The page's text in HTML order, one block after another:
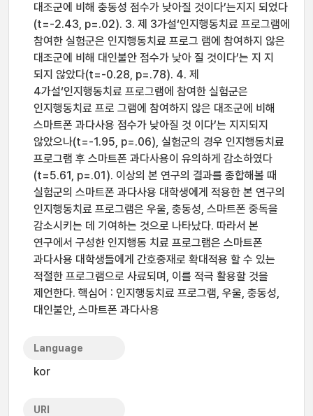
대조군에 비해 충동성 점수가 낮아질 것이다’는지지 되었다
(t=-2.43, p=.02). 3. 제 3가설‘인지행동치료 프로그램에
참여한 실험군은 인지행동치료 프로그 램에 참여하지 않은
대조군에 비해 대인불안 점수가 낮아 질 것이다’는 지 지
되지 않았다(t=-0.28, p=.78). 4. 제
4가설‘인지행동치료 프로그램에 참여한 실험군은
인지행동치료 프로 그램에 참여하지 않은 대조군에 비해
스마트폰 과다사용 점수가 낮아질 것 이다’는 지지되지
않았으나(t=-1.95, p=.06), 실험군의 경우 인지행동치료
프로그램 후 스마트폰 과다사용이 유의하게 감소하였다
(t=5.61, p=.01). 이상의 본 연구의 결과를 종합해볼 때
실험군의 스마트폰 과다사용 대학생에게 적용한 본 연구의
인지행동치료 프로그램은 우울, 충동성, 스마트폰 중독을
감소시키는 데 기여하는 것으로 나타났다. 따라서 본
연구에서 구성한 인지행동 치료 프로그램은 스마트폰
과다사용 대학생들에게 간호중재로 확대적용 할 수 있는
적절한 프로그램으로 사료되며, 이를 적극 활용할 것을
제언한다. 핵심어 : 인지행동치료 프로그램, 우울, 충동성,
대인불안, 스마트폰 과다사용
Language
kor
URI